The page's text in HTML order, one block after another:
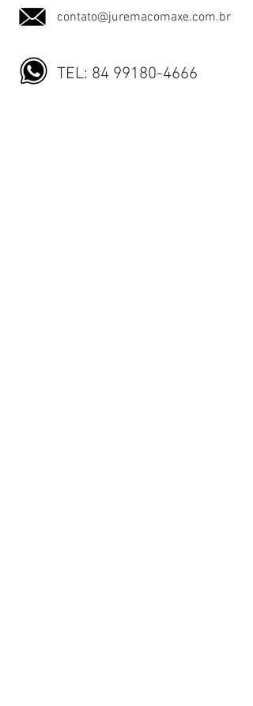
contato@juremacomaxe.com.br
TEL: 84 99180-4666